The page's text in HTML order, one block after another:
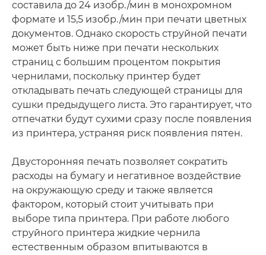
составила до 24 изобр./мин в монохромном
формате и 15,5 изобр./мин при печати цветных
документов. Однако скорость струйной печати
может быть ниже при печати нескольких
страниц с большим процентом покрытия
чернилами, поскольку принтер будет
откладывать печать следующей страницы для
сушки предыдущего листа. Это гарантирует, что
отпечатки будут сухими сразу после появления
из принтера, устраняя риск появления пятен.
Двусторонняя печать позволяет сократить
расходы на бумагу и негативное воздействие
на окружающую среду и также является
фактором, который стоит учитывать при
выборе типа принтера. При работе любого
струйного принтера жидкие чернила
естественным образом впитываются в